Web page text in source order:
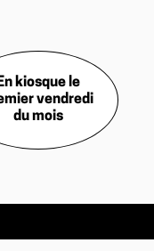
En kiosque le
vendredi
du mois